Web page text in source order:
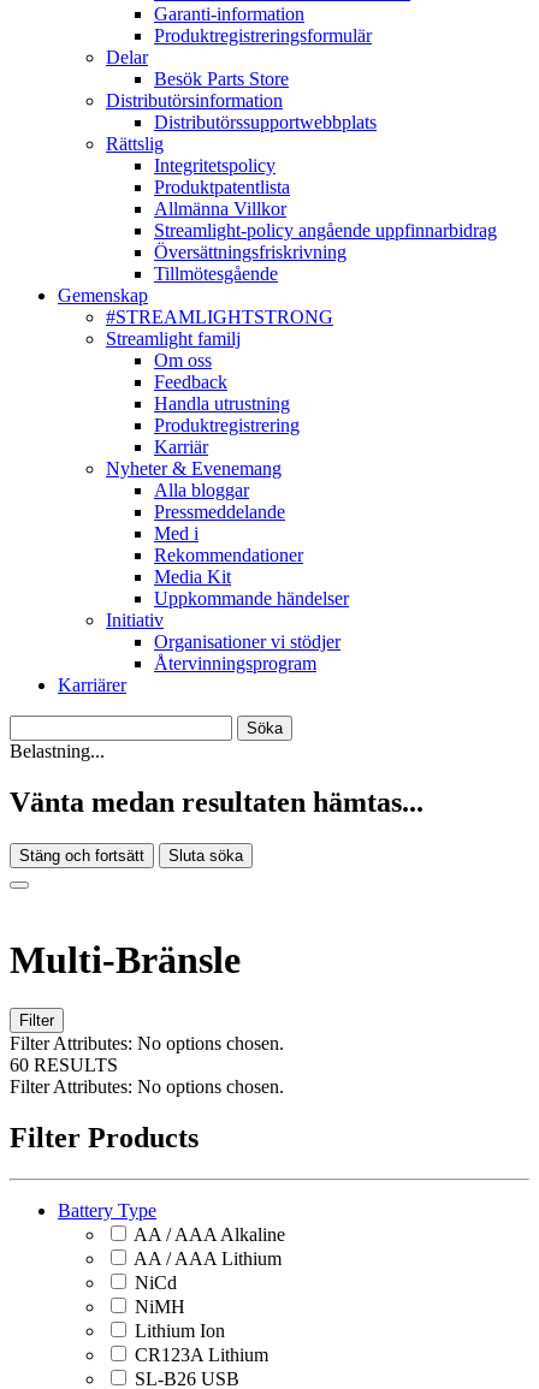
Garanti-information
Produktregistreringsformulär
Delar
Besök Parts Store
Distributörsinformation
Distributörssupportwebbplats
Rättslig
Integritetspolicy
Produktpatentlista
Allmänna Villkor
Streamlight-policy angående uppfinnarbidrag
Översättningsfriskrivning
Tillmötesgående
Gemenskap
#STREAMLIGHTSTRONG
Streamlight familj
Om oss
Feedback
Handla utrustning
Produktregistrering
Karriär
Nyheter & Evenemang
Alla bloggar
Pressmeddelande
Med i
Rekommendationer
Media Kit
Uppkommande händelser
Initiativ
Organisationer vi stödjer
Återvinningsprogram
Karriärer
Belastning...
Vänta medan resultaten hämtas...
Stäng och fortsätt Sluta söka
Multi-Bränsle
Filter
Filter Attributes: No options chosen.
60 RESULTS
Filter Attributes: No options chosen.
Filter Products
Battery Type
AA / AAA Alkaline
AA / AAA Lithium
NiCd
NiMH
Lithium Ion
CR123A Lithium
SL-B26 USB